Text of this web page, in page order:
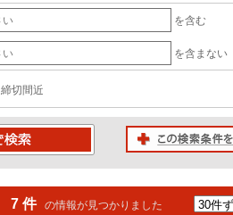
を含む
を含まない
締切間近
7 件 の情報が見つかりました